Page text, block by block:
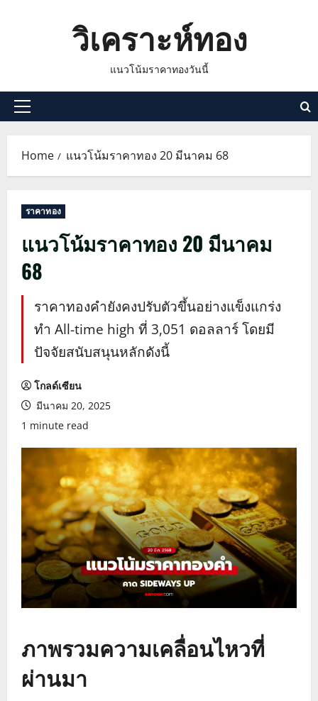
วิเคราะห์ทอง
แนวโน้มราคาทองวันนี้
Primary
Home แนวโน้มราคาทอง 20 มีนาคม 68
ราคาทอง
แนวโน้มราคาทอง 20 มีนาคม
68
ราคาทองคำยังคงปรับตัวขึ้นอย่างแข็งแกร่ง
ทำ All-time high ที่ 3,051 ดอลลาร์ โดยมี
ปัจจัยสนับสนุนหลักดังนี้
โกลด์เซียน
มีนาคม 20, 2025
1 minute read
ภาพรวมความเคลื่อนไหวที่
ผ่านมา